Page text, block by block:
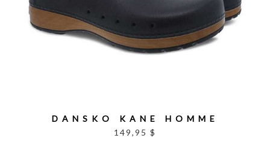
DANSKO KANE HOMME
149,95 $